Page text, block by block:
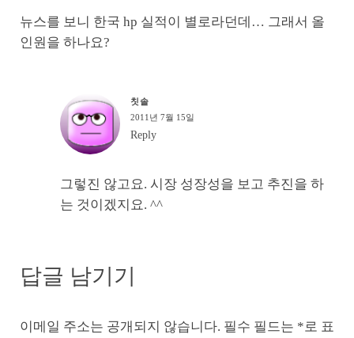
뉴스를 보니 한국 hp 실적이 별로라던데… 그래서 올
인원을 하나요?
칫솔
2011년 7월 15일
Reply
그렇진 않고요. 시장 성장성을 보고 추진을 하
는 것이겠지요. ^^
답글 남기기
이메일 주소는 공개되지 않습니다. 필수 필드는 * 로 표